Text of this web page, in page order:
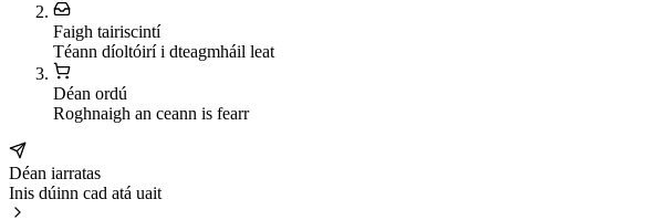
Faigh tairiscintí
Téann díoltóirí i dteagmháil leat
Déan ordú
Roghnaigh an ceann is fearr
Déan iarratas
Inis dúinn cad atá uait